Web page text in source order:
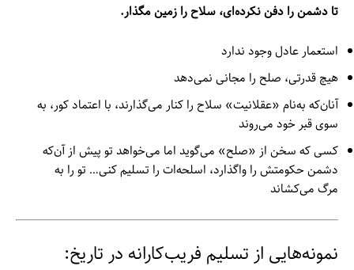
تا دشمن را دفن نکرده‌ای، سلاح را زمین مگذار.
استعمار عادل وجود ندارد
هیچ قدرتی، صلح را مجانی نمی‌دهد
آنان‌که به‌نام «عقلانیت» سلاح را کنار می‌گذارند، با اعتماد کور، به
سوی قبر خود می‌روند
کسی که سخن از «صلح» می‌گوید اما می‌خواهد تو پیش از آن‌که
دشمن حکومتش را واگذارد، اسلحه‌ات را تسلیم کنی… تو را به
مرگ می‌کشاند
نمونه‌هایی از تسلیم فریب‌کارانه در تاریخ: